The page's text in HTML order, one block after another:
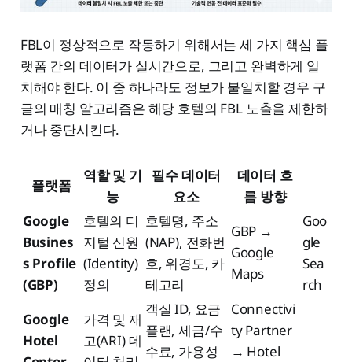
FBL이 정상적으로 작동하기 위해서는 세 가지 핵심 플
랫폼 간의 데이터가 실시간으로, 그리고 완벽하게 일
치해야 한다. 이 중 하나라도 정보가 불일치할 경우 구
글의 매칭 알고리즘은 해당 호텔의 FBL 노출을 제한하
거나 중단시킨다.
플랫폼
역할 및 기
능
필수 데이터
요소
데이터 흐
름 방향
Google
Busines
s Profile
(GBP)
호텔의 디
지털 신원
(Identity)
정의
호텔명, 주소
(NAP), 전화번
호, 위경도, 카
테고리
GBP →
Google
Maps
Goo
gle
Sea
rch
Google
Hotel
가격 및 재
고(ARI) 데
객실 ID, 요금
플랜, 세금/수
수료, 가용성
Connectivi
ty Partner
→ Hotel